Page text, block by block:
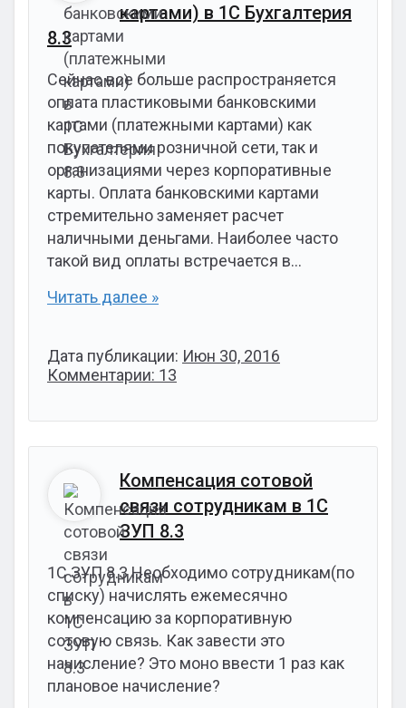
картами) в 1С Бухгалтерия
8.3
Сейчас все больше распространяется
оплата пластиковыми банковскими
картами (платежными картами) как
покупателями розничной сети, так и
организациями через корпоративные
карты. Оплата банковскими картами
стремительно заменяет расчет
наличными деньгами. Наиболее часто
такой вид оплаты встречается в…
Читать далее »
Дата публикации: Июн 30, 2016
Комментарии: 13
Компенсация сотовой
связи сотрудникам в 1С
ЗУП 8.3
1С ЗУП 8.3 Необходимо сотрудникам(по
списку) начислять ежемесячно
компенсацию за корпоративную
сотовую связь. Как завести это
начисление? Это моно ввести 1 раз как
плановое начисление?